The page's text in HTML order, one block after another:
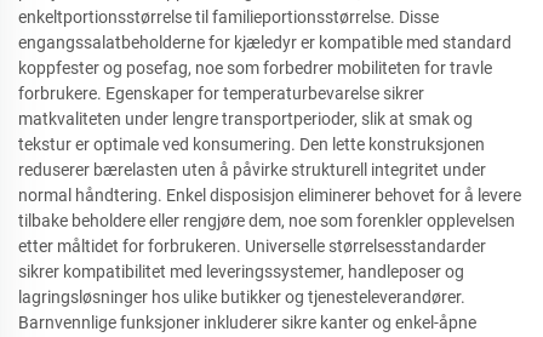
enkeltportionsstørrelse til familieportionsstørrelse. Disse
engangssalatbeholderne for kjæledyr er kompatible med standard
koppfester og posefag, noe som forbedrer mobiliteten for travle
forbrukere. Egenskaper for temperaturbevarelse sikrer
matkvaliteten under lengre transportperioder, slik at smak og
tekstur er optimale ved konsumering. Den lette konstruksjonen
reduserer bærelasten uten å påvirke strukturell integritet under
normal håndtering. Enkel disposisjon eliminerer behovet for å levere
tilbake beholdere eller rengjøre dem, noe som forenkler opplevelsen
etter måltidet for forbrukeren. Universelle størrelsesstandarder
sikrer kompatibilitet med leveringssystemer, handleposer og
lagringsløsninger hos ulike butikker og tjenesteleverandører.
Barnvennlige funksjoner inkluderer sikre kanter og enkel-åpne